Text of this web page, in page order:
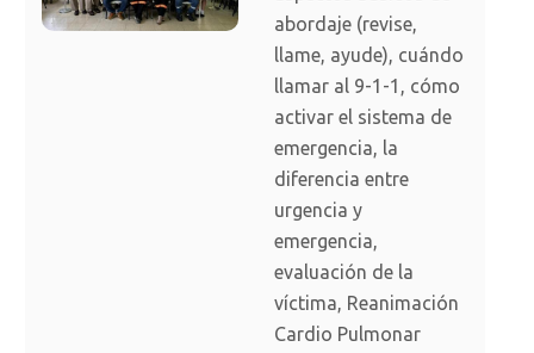
abordaje (revise,
llame, ayude), cuándo
llamar al 9-1-1, cómo
activar el sistema de
emergencia, la
diferencia entre
urgencia y
emergencia,
evaluación de la
víctima, Reanimación
Cardio Pulmonar